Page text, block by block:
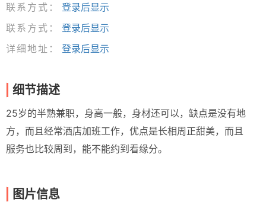
联系方式：
登录后显示
联系方式：
登录后显示
详细地址：
登录后显示
细节描述
25岁的半熟兼职，身高一般，身材还可以，缺点是没有地
方，而且经常酒店加班工作，优点是长相周正甜美，而且
服务也比较周到，能不能约到看缘分。
图片信息